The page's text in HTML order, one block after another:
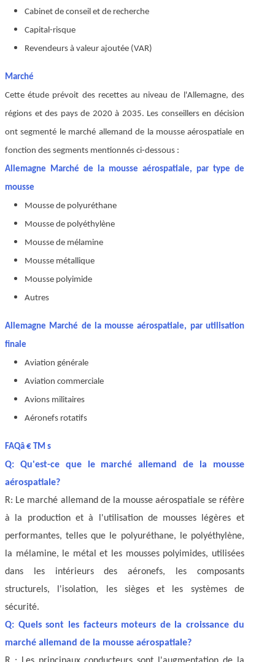
Cabinet de conseil et de recherche
Capital-risque
Revendeurs à valeur ajoutée (VAR)
Marché
Cette étude prévoit des recettes au niveau de l'Allemagne, des
régions et des pays de 2020 à 2035. Les conseillers en décision
ont segmenté le marché allemand de la mousse aérospatiale en
fonction des segments mentionnés ci-dessous :
Allemagne Marché de la mousse aérospatiale, par type de
mousse
Mousse de polyuréthane
Mousse de polyéthylène
Mousse de mélamine
Mousse métallique
Mousse polyimide
Autres
Allemagne Marché de la mousse aérospatiale, par utilisation
finale
Aviation générale
Aviation commerciale
Avions militaires
Aéronefs rotatifs
FAQâ € TM s
Q: Qu'est-ce que le marché allemand de la mousse
aérospatiale?
R: Le marché allemand de la mousse aérospatiale se réfère
à la production et à l'utilisation de mousses légères et
performantes, telles que le polyuréthane, le polyéthylène,
la mélamine, le métal et les mousses polyimides, utilisées
dans les intérieurs des aéronefs, les composants
structurels, l'isolation, les sièges et les systèmes de
sécurité.
Q: Quels sont les facteurs moteurs de la croissance du
marché allemand de la mousse aérospatiale?